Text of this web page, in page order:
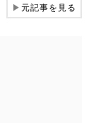
▶元記事を見る